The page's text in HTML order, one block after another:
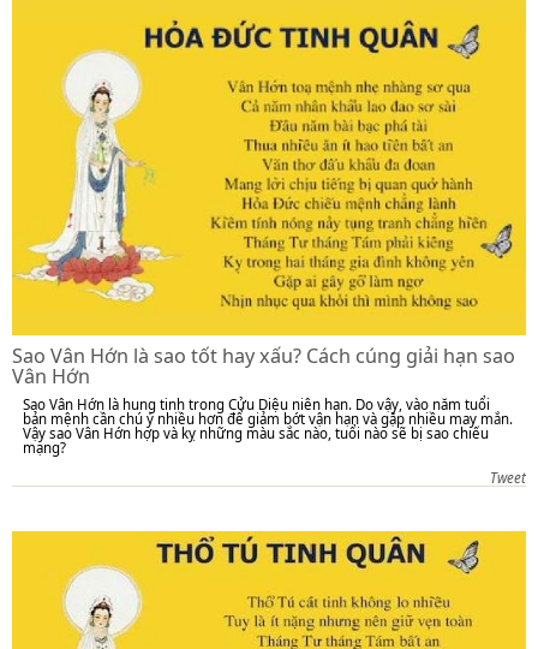
Sao Vân Hớn là sao tốt hay xấu? Cách cúng giải hạn sao
Vân Hớn
Sao Vân Hớn là hung tinh trong Cửu Diệu niên hạn. Do vậy, vào năm tuổi
bản mệnh cần chú ý nhiều hơn để giảm bớt vận hạn và gặp nhiều may mắn.
Vậy sao Vân Hớn hợp và kỵ những màu sắc nào, tuổi nào sẽ bị sao chiếu
mạng?
Tweet